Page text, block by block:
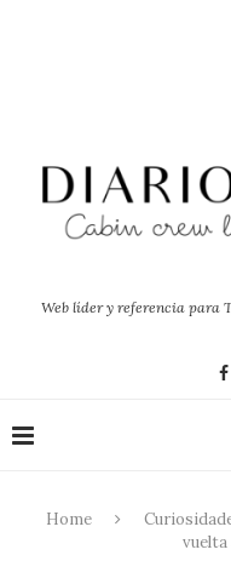
Web líder y referencia para
Home